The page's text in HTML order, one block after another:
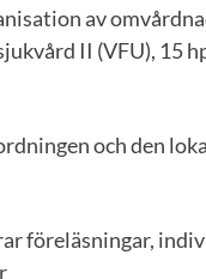
av
II (VFU), 15
och den
föreläsningar,